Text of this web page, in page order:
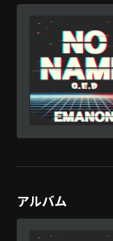
アルバム